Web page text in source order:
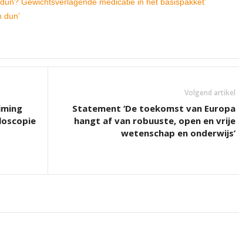
dun’
Volgend artikel
Statement ‘De toekomst van Europa
hangt af van robuuste, open en vrije
wetenschap en onderwijs’